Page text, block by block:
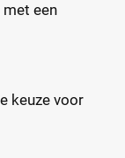
een
keuze voor